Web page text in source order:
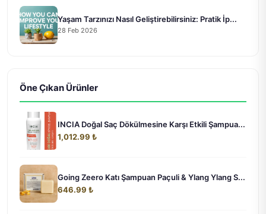
Yaşam Tarzınızı Nasıl Geliştirebilirsiniz: Pratik İp...
28 Feb 2026
Öne Çıkan Ürünler
INCIA Doğal Saç Dökülmesine Karşı Etkili Şampua...
1,012.99 ₺
Going Zeero Katı Şampuan Paçuli & Ylang Ylang S...
646.99 ₺